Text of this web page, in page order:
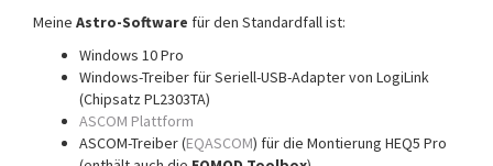
Meine Astro-Software für den Standardfall ist:
Windows 10 Pro
Windows-Treiber für Seriell-USB-Adapter von LogiLink
(Chipsatz PL2303TA)
ASCOM Plattform
ASCOM-Treiber (EQASCOM) für die Montierung HEQ5 Pro